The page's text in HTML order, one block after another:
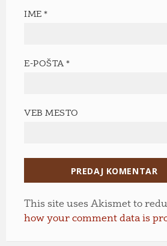
IME*
E-POŠTA*
VEB MESTO
This site uses Akismet to
how your comment data is